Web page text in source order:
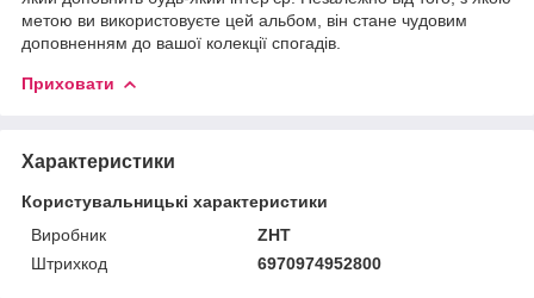
метою ви використовуєте цей альбом, він стане чудовим
доповненням до вашої колекції спогадів.
Приховати
Характеристики
Користувальницькі характеристики
Виробник
ZHT
Штрихкод
6970974952800